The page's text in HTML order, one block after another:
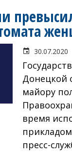
30.07.2020
Донецкой
майору
время
пресс-